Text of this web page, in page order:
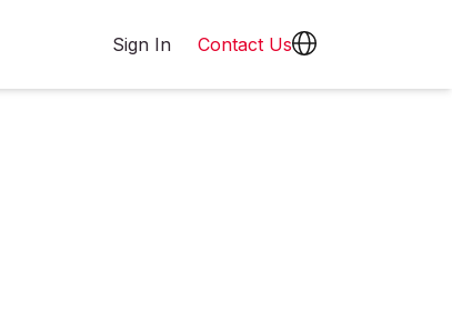
Sign In Contact Us